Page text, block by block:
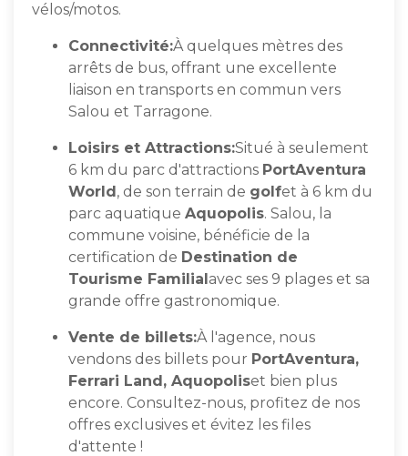
vélos/motos.
Connectivité:À quelques mètres des
arrêts de bus, offrant une excellente
liaison en transports en commun vers
Salou et Tarragone.
Loisirs et Attractions:Situé à seulement
6 km du parc d'attractions PortAventura
World, de son terrain de golfet à 6 km du
parc aquatique Aquopolis. Salou, la
commune voisine, bénéficie de la
certification de Destination de
Tourisme Familialavec ses 9 plages et sa
grande offre gastronomique.
Vente de billets:À l'agence, nous
vendons des billets pour PortAventura,
Ferrari Land, Aquopoliset bien plus
encore. Consultez-nous, profitez de nos
offres exclusives et évitez les files
d'attente !